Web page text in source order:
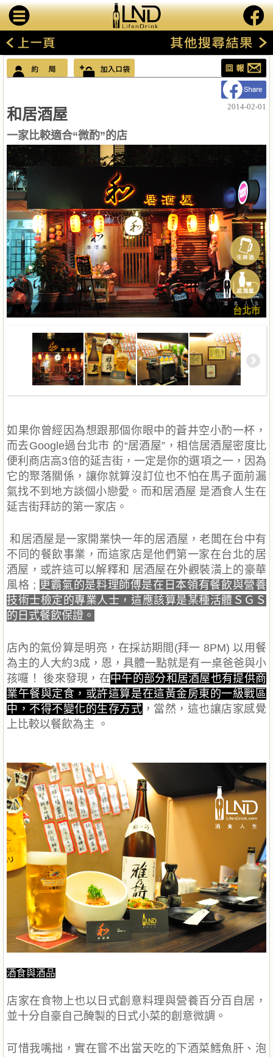
和居酒屋 2014-02-01
一家比較適合“微酌”的店
台北市
如果你曾經因為想跟那個你眼中的蒼井空小酌一杯，
而去Google過台北市 的“居酒屋”，相信居酒屋密度比
便利商店高3倍的延吉街，一定是你的選項之一，因為
它的聚落關係，讓你就算沒訂位也不怕在馬子面前漏
氣找不到地方談個小戀愛。而和居酒屋 是酒食人生在
延吉街拜訪的第一家店。
和居酒屋是一家開業快一年的居酒屋，老闆在台中有
不同的餐飲事業，而這家店是他們第一家在台北的居
酒屋，或許這可以解釋和 居酒屋在外觀裝潢上的豪華
風格 ; 更霸氣的是料理師傅是在日本領有餐飲與營養
技術士檢定的專業人士，這應該算是某種活體ＳＧＳ
的日式餐飲保證。
店內的氣份算是明亮，在採訪期間(拜一 8PM) 以用餐
為主的人大約3成，恩，具體一點就是有一桌爸爸與小
孩囉！ 後來發現，在中午的部分和居酒屋也有提供商
業午餐與定食 ，或許這算是在這黃金房東的一級戰區
中，不得不變化的生存方式 ，當然，這也讓店家感覺
上比較以餐飲為主 。
酒食與酒品
店家在食物上也以日式創意料理與營養百分百自居，
並十分自豪自己醃製的日式小菜的創意微調。
可惜我嘴拙，實在嘗不出當天吃的下酒菜鱈魚肝、泡